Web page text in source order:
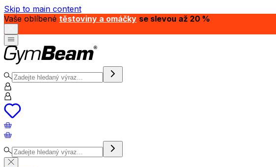
Skip to main content
Vaše oblíbené těstoviny a omáčky se slevou až 20 %